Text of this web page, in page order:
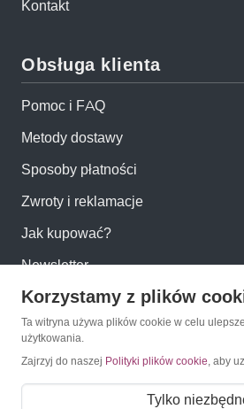
Kontakt
Obsługa klienta
Pomoc i FAQ
Metody dostawy
Sposoby płatności
Zwroty i reklamacje
Jak kupować?
Newsletter
Konto
Moje konto
Korzystamy z plików
Ta witryna używa plików cookie w celu
użytkowania.
Zajrzyj do naszej Polityki plików cookie, aby
Tylko